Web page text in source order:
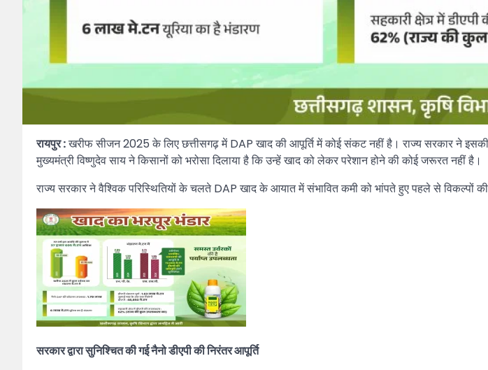
रायपुर :खरीफ सीजन 2025 के लिए छत्तीसगढ़ में DAP खाद की आपूर्ति में कोई संकट नहीं है। राज्य सरकार ने
मुख्यमंत्री विष्णुदेव साय ने किसानों को भरोसा दिलाया है कि उन्हें खाद को लेकर परेशान होने की कोई जरूरत नहीं है।
राज्य सरकार ने वैश्विक परिस्थितियों के चलते DAP खाद के आयात में संभावित कमी को भांपते हुए पहले से विकल्पों
सरकार द्वारा सुनिश्चित की गई नैनो डीएपी की निरंतर आपूर्ति